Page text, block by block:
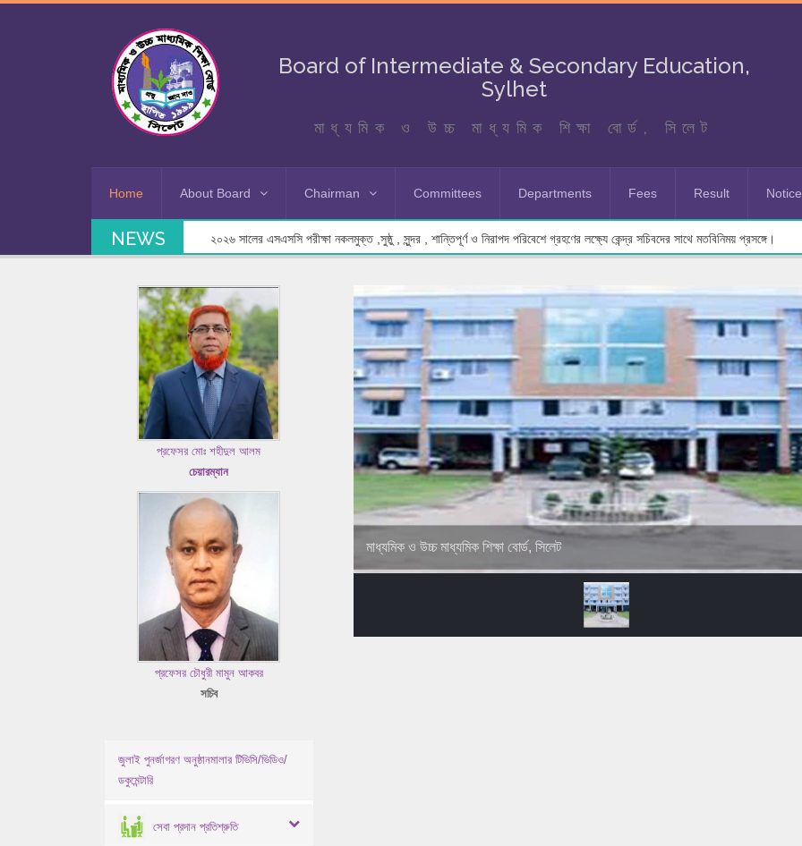
Board of Intermediate & Secondary Education,
Sylhet
মাধ্যমিক ও উচ্চ মাধ্যমিক শিক্ষা বোর্ড, সিলেট
Home About Board Chairman Committees Departments Fees Result
NEWS ২০২৬ সালের এসএসসি পরীক্ষা নকলমুক্ত ,সুষ্ঠু , সুন্দর , শান্তিপূর্ণ ও নিরাপদ পরিবেশে গ্রহণের লক্ষ্যে কেন্দ্র সচিবদের সাথে মতবিনিময় প্রসঙ্গে।
প্রফেসর মোঃ শহীদুল আলম
চেয়ারম্যান
প্রফেসর চৌধুরী মামুন আকবর
সচিব
জুলাই পুনর্জাগরণ অনুষ্ঠানমালার টিভিসি/ভিডিও/
ডকুমেন্টারি
সেবা প্রদান প্রতিশ্রুতি
মাধ্যমিক ও উচ্চ মাধ্যমিক শিক্ষা বোর্ড, সিলেট